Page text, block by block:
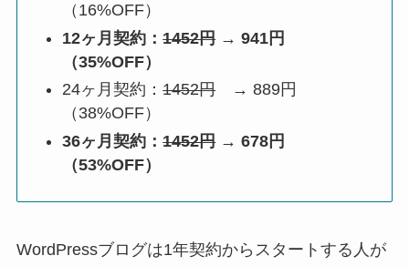
（16%OFF）
12ヶ月契約：1452円→ 941円
（35%OFF）
24ヶ月契約：1452円→ 889円
（38%OFF）
36ヶ月契約：1452円→ 678円
（53%OFF）
WordPressブログは1年契約からスタートする人が